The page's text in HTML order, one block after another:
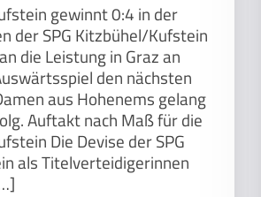
gewinnt 0:4 in der
der SPG Kitzbühel/Kufstein
die Leistung in Graz an
den nächsten
aus Hohenems gelang
Auftakt nach Maß für die
Die Devise der SPG
als Titelverteidigerinnen